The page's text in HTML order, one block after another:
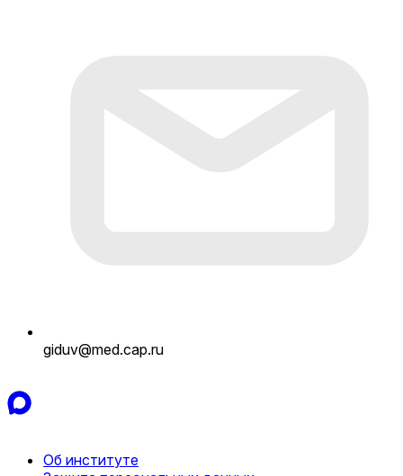
giduv@med.cap.ru
Об институте